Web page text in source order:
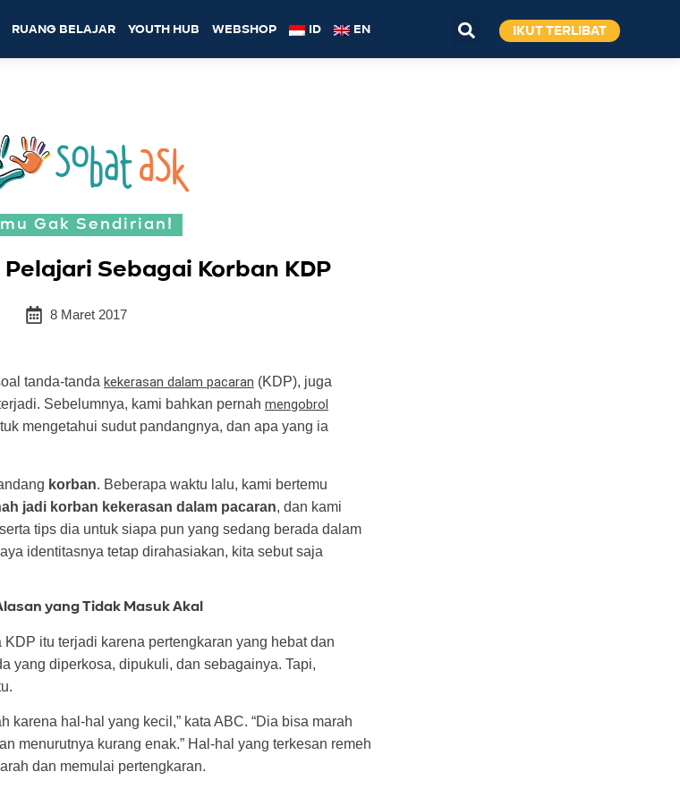
RUANG BELAJAR YOUTH HUB WEBSHOP ID EN IKUT TERLIBAT
Gak Sendirian!
Sebagai Korban KDP
8 Maret 2017
tanda-tanda kekerasan dalam pacaran (KDP), juga
Sebelumnya, kami bahkan pernah mengobrol
mengetahui sudut pandangnya, dan apa yang ia
korban. Beberapa waktu lalu, kami bertemu
jadi korban kekerasan dalam pacaran, dan kami
tips dia untuk siapa pun yang sedang berada dalam
identitasnya tetap dirahasiakan, kita sebut saja
yang Tidak Masuk Akal
itu terjadi karena pertengkaran yang hebat dan
yang diperkosa, dipukuli, dan sebagainya. Tapi,
karena hal-hal yang kecil,” kata ABC. “Dia bisa marah
menurutnya kurang enak.” Hal-hal yang terkesan remeh
dan memulai pertengkaran.